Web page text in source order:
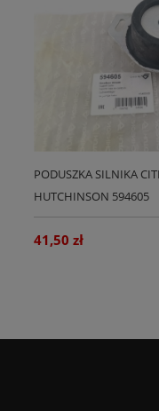
PODUSZKA SILNIKA
HUTCHINSON 594605
41,50 zł